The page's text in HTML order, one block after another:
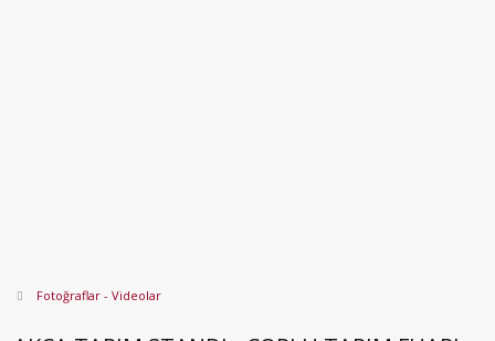
Fotoğraflar - Videolar